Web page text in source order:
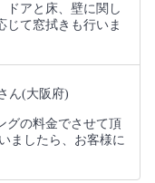
ドアと床、壁に関し
じて窓拭きも行いま
ん(大阪府)
グの料金でさせて頂
ましたら、お客様に